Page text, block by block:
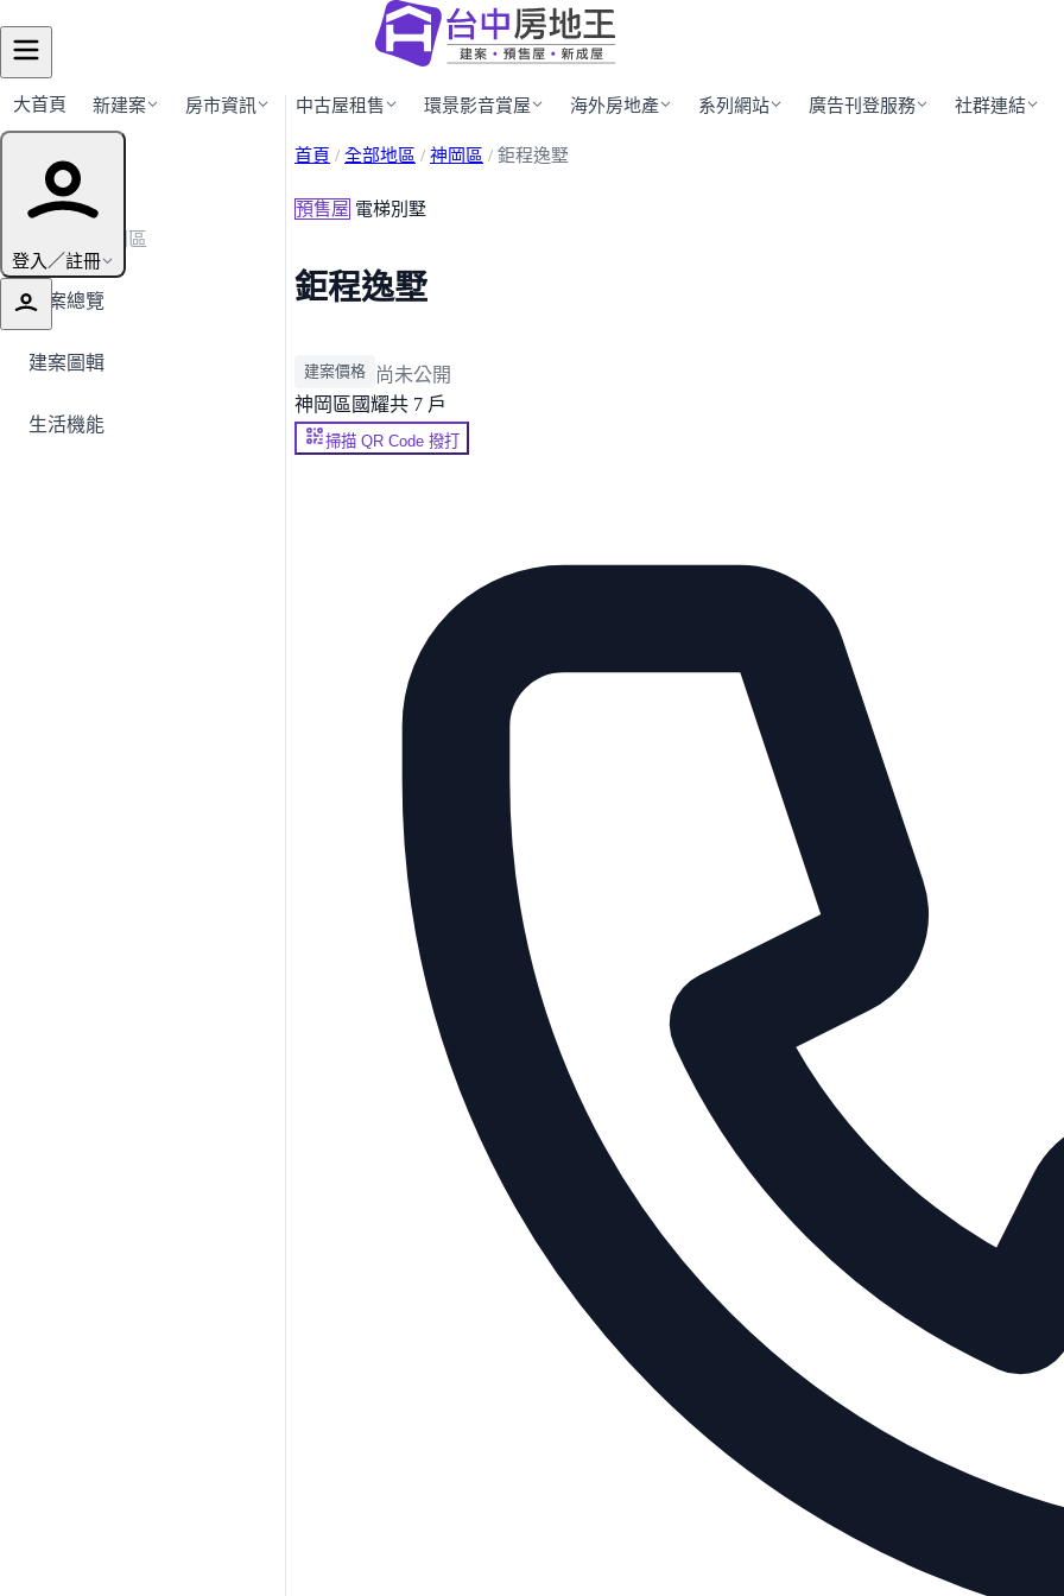
大首頁 新建案 房市資訊 中古屋租售 環景影音賞屋 海外房地產 系列網站 廣告刊登服務 社群連結
登入／註冊
建案導覽
← 返回神岡區
建案總覽
建案圖輯
生活機能
首頁 / 全部地區 / 神岡區 / 鉅程逸墅
預售屋 電梯別墅
鉅程逸墅
建案價格
尚未公開
神岡區 國耀共 7 戶
掃描 QR Code 撥打